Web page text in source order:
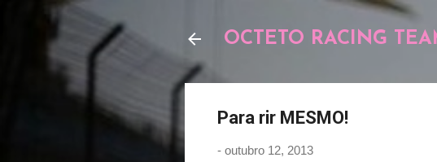
OCTETO RACING
Para rir MESMO!
- outubro 12, 2013